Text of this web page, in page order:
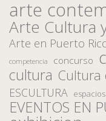
arte
Arte Cultura
Arte en Puerto
competencia concurso
cultura Cultura
ESCULTURA
EVENTOS EN